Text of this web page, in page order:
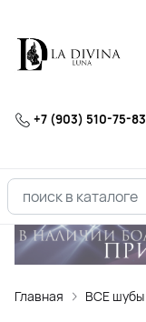
+7 (903) 510-75-83
Главная ВСЕ шубы